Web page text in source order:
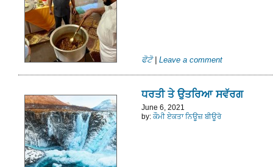
ਫੋਟੋ Leave a comment
ਧਰਤੀ ਤੇ ਉਤਰਿਆ ਸਵੱਰਗ
June 6, 2021
by: ਕੌਮੀ ਏਕਤਾ ਨਿਊਜ਼ ਬੀਊਰੋ